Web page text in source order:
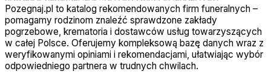
Pozegnaj.pl to katalog rekomendowanych firm funeralnych –
pomagamy rodzinom znaleźć sprawdzone zakłady
pogrzebowe, krematoria i dostawców usług towarzyszących
w całej Polsce. Oferujemy kompleksową bazę danych wraz z
weryfikowanymi opiniami i rekomendacjami, ułatwiając wybór
odpowiedniego partnera w trudnych chwilach.